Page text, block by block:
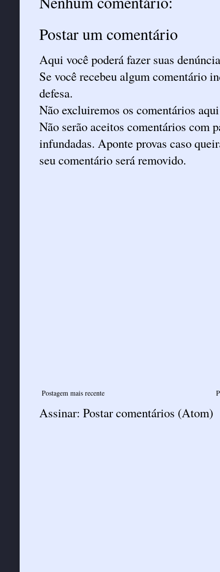
Postar um comentário
Aqui você poderá fazer suas
Se você recebeu algum comentário
defesa.
Não excluiremos os comentários
Não serão aceitos comentários com
infundadas. Aponte provas caso
seu comentário será removido.
Postagem mais recente
Assinar: Postar comentários (Atom)